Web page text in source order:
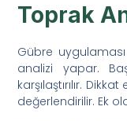
Toprak
Gübre
analizi yapar.
karşılaştırılır.
değerlendirilir. Ek